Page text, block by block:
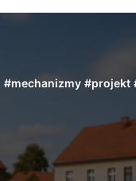
#mechanizmy #projekt